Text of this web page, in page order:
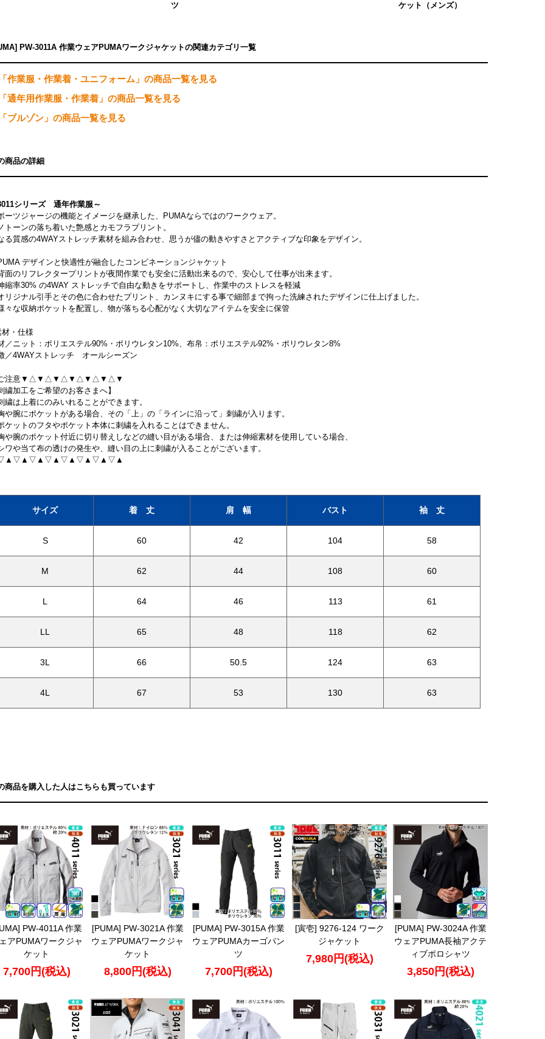
ツ
ケット（メンズ）
PW-3011A 作業ウェアPUMAワークジャケットの関連カテゴリ一覧
作業服・作業着・ユニフォーム」の商品一覧を見る
通年用作業服・作業着」の商品一覧を見る
ブルゾン」の商品一覧を見る
商品の詳細
シリーズ 通年作業服～
ーツジャージの機能とイメージを継承した、PUMAならではのワークウェア。
トーンの落ち着いた艶感とカモフラプリント。
る質感の4WAYストレッチ素材を組み合わせ、思うが儘の動きやすさとアクティブな印象をデザイン。
デザインと快適性が融合したコンビネーションジャケット
のリフレクタープリントが夜間作業でも安全に活動出来るので、安心して仕事が出来ます。
率30% の4WAY ストレッチで自由な動きをサポートし、作業中のストレスを軽減
ジナル引手とその色に合わせたプリント、カンヌキにする事で細部まで拘った洗練されたデザインに仕上げました。
な収納ポケットを配置し、物が落ちる心配がなく大切なアイテムを安全に保管
・仕様
／ニット：ポリエステル90%・ポリウレタン10%、布帛：ポリエステル92%・ポリウレタン8%
／4WAYストレッチ オールシーズン
注意▼△▼△▼△▼△▼△▼△▼
繍加工をご希望のお客さまへ】
繍は上着にのみいれることができます。
や腕にポケットがある場合、その「上」の「ラインに沿って」刺繍が入ります。
ケットのフタやポケット本体に刺繍を入れることはできません。
や腕のポケット付近に切り替えしなどの縫い目がある場合、または伸縮素材を使用している場合、
や当て布の透けの発生や、縫い目の上に刺繍が入ることがございます。
サイズ 着 丈 肩 幅 バスト 袖 丈
S 60 42 104 58
M 62 44 108 60
L 64 46 113 61
LL 65 48 118 62
3L 66 50.5 124 63
4L 67 53 130 63
商品を購入した人はこちらも買っています
PW-4011A 作業
アPUMAワークジャ
ケット
7,700円(税込)
[PUMA] PW-3021A 作業
ウェアPUMAワークジャ
ケット
8,800円(税込)
[PUMA] PW-3015A 作業
ウェアPUMAカーゴパン
ツ
7,700円(税込)
[寅壱] 9276-124 ワーク
ジャケット
7,980円(税込)
[PUMA] PW-3024A 作業
ウェアPUMA長袖アクテ
ィブポロシャツ
3,850円(税込)